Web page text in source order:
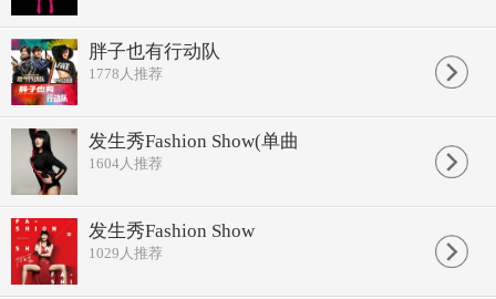
胖子也有行动队
1778 人推荐
发生秀Fashion Show(单曲
1604人推荐
发生秀Fashion Show
1029 人推荐